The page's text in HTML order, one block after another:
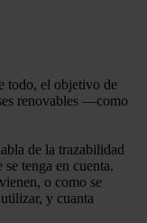
todo, el objetivo de
renovables —como
de la trazabilidad
se tenga en cuenta.
o como se
y cuanta